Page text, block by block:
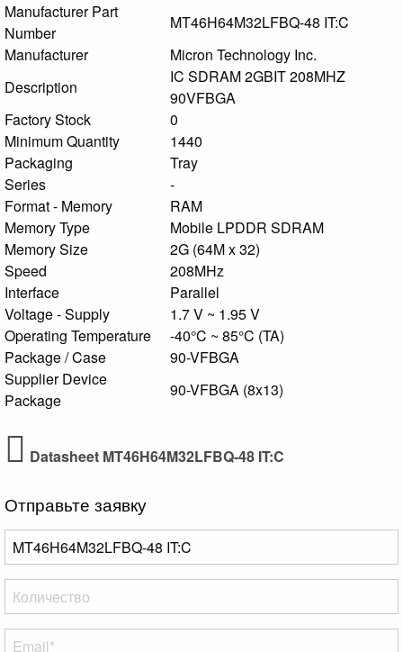
Manufacturer Part
Number
MT46H64M32LFBQ-48 IT:C
Manufacturer
Micron Technology Inc.
Description
IC SDRAM 2GBIT 208MHZ
90VFBGA
Factory Stock
0
Minimum Quantity
1440
Packaging
Tray
Series
-
Format - Memory
RAM
Memory Type
Mobile LPDDR SDRAM
Memory Size
2G (64M x 32)
Speed
208MHz
Interface
Parallel
Voltage - Supply
1.7 V ~ 1.95 V
Operating Temperature
-40°C ~ 85°C (TA)
Package / Case
90-VFBGA
Supplier Device
Package
90-VFBGA (8x13)
Datasheet MT46H64M32LFBQ-48 IT:C
Отправьте заявку